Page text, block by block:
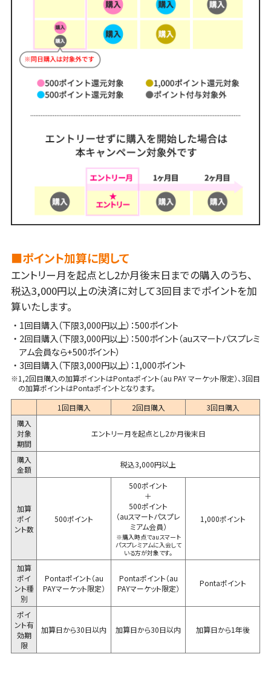
■ポイント加算に関して
エントリー月を起点とし2か月後末日までの購入のうち、
税込3,000円以上の決済に対して3回目までポイントを加
算いたします。
・1回目購入（下限3,000円以上）：500ポイント
・2回目購入（下限3,000円以上）：500ポイント（auスマートパスプレミ
アム会員なら+500ポイント）
・3回目購入（下限3,000円以上）：1,000ポイント
※1,2回目購入の加算ポイントはPontaポイント（au PAY マーケット限定）、3回目
の加算ポイントはPontaポイントとなります。
1回目購入
2回目購入
3回目購入
購入
対象
期間
エントリー月を起点とし2か月後末日
購入
金額
税込3,000円以上
加算
ポイ
ント数
500ポイント
500ポイント
＋
500ポイント
（auスマートパスプレ
ミアム会員）
※購入時点でauスマート
パスプレミアムに入会して
いる方が対象です。
1,000ポイント
加算
ポイ
ント種
別
Pontaポイント（au
PAYマーケット限定）
Pontaポイント（au
PAYマーケット限定）
Pontaポイント
ポイ
ント有
効期
限
加算日から30日以内 加算日から30日以内 加算日から1年後